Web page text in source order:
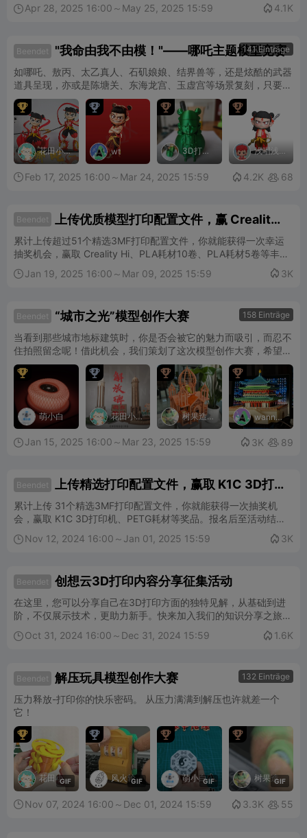
 Apr 28, 2025 16:00～May 25, 2025 15:59  4.1K
141 Einträge
Beendet "我命由我不由模！"——哪吒主题模型竞赛
如哪吒、敖丙、太乙真人、石矶娘娘、结界兽等，还是炫酷的武器
道具呈现，亦或是陈塘关、东海龙宫、玉虚宫等场景复刻，只要故
事背景有关的3D创作，均可参赛。
花田小
猫

wt

3D打印
菜鸟

浅唱浅
浅的唱

 Feb 17, 2025 16:00～Mar 24, 2025 15:59  4.2K  68
Beendet
上传优质模型打印配置文件，赢 Creality
Hi 机器
累计上传超过51个精选3MF打印配置文件，你就能获得一次幸运
抽奖机会，赢取 Creality Hi、PLA耗材10卷、PLA耗材5卷等丰厚
奖品。不仅如此，发布 Creality Hi 或 K2 Plus 机型打印配置文
件，更有额外奖励等你拿！
 Jan 19, 2025 16:00～Mar 09, 2025 15:59  3K
158 Einträge
Beendet “城市之光”模型创作大赛
当看到那些城市地标建筑时，你是否会被它的魅力而吸引，而忍不
住拍照留念呢！借此机会，我们策划了这次模型创作大赛，希望创
作者们把自己心中所喜欢、被吸引的独特城市地标，通过3D打印
的方式，把它们的魅力和宏伟展现出来！ 快来开启你的创造之
旅，共享城市地标的魅力，期待你的精彩展示！ 创作方向： 各城
市著名地标，如武汉长江大桥、深圳京基100、上海东方明珠等著
名建筑萌小白

花田小
猫

树果造
物

wanna
wow 摆
烂猫

 Jan 15, 2025 16:00～Mar 23, 2025 15:59  3K  89
Beendet
上传精选打印配置文件，赢取 K1C 3D打印
机！
累计上传 31个精选3MF打印配置文件，你就能获得一次抽奖机
会，赢取 K1C 3D打印机、PETG耗材等奖品。报名后至活动结
 Nov 12, 2024 16:00～Jan 01, 2025 15:59  3K
Beendet 创想云3D打印内容分享征集活动
在这里，您可以分享自己在3D打印方面的独特见解，从基础到进
阶，不仅展示技术，更助力新手。快来加入我们的知识分享之旅，
 Oct 31, 2024 16:00～Dec 31, 2024 15:59  1.6K
132 Einträge
Beendet 解压玩具模型创作大赛
压力释放-打印你的快乐密码。 从压力满满到解压也许就差一个
它！
GIF
花田小
猫

GIF
风火轮

GIF
萌小白

GIF
树果造
物

 Nov 07, 2024 16:00～Dec 01, 2024 15:59  3.3K  55